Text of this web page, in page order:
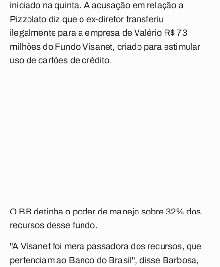
iniciado na quinta. A acusação em relação a
Pizzolato diz que o ex-diretor transferiu
ilegalmente para a empresa de Valério R$ 73
milhões do Fundo Visanet, criado para estimular
uso de cartões de crédito.
O BB detinha o poder de manejo sobre 32% dos
recursos desse fundo.
"A Visanet foi mera passadora dos recursos, que
pertenciam ao Banco do Brasil", disse Barbosa,